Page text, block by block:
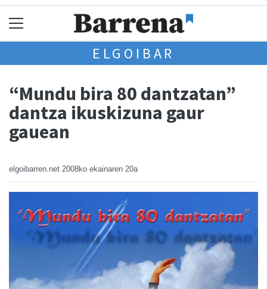
ELGOIBAR
“Mundu bira 80 dantzatan”
dantza ikuskizuna gaur
gauean
elgoibarren.net 2008ko ekainaren 20a